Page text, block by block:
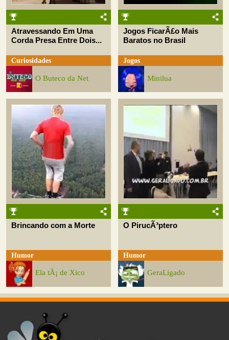
Atravessando Em Uma
Corda Presa Entre Dois...
Curiosidades
O Buteco da Net
Jogos FicarÃ£o Mais
Baratos no Brasil
Jogos
Minilua
Brincando com a Morte
Humor
Ela tÃ¡ de Xico
O PirucÃ³ptero
Humor
GeraLigado